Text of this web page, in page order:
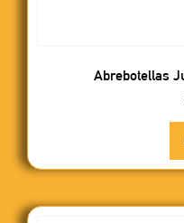
Abrebotellas